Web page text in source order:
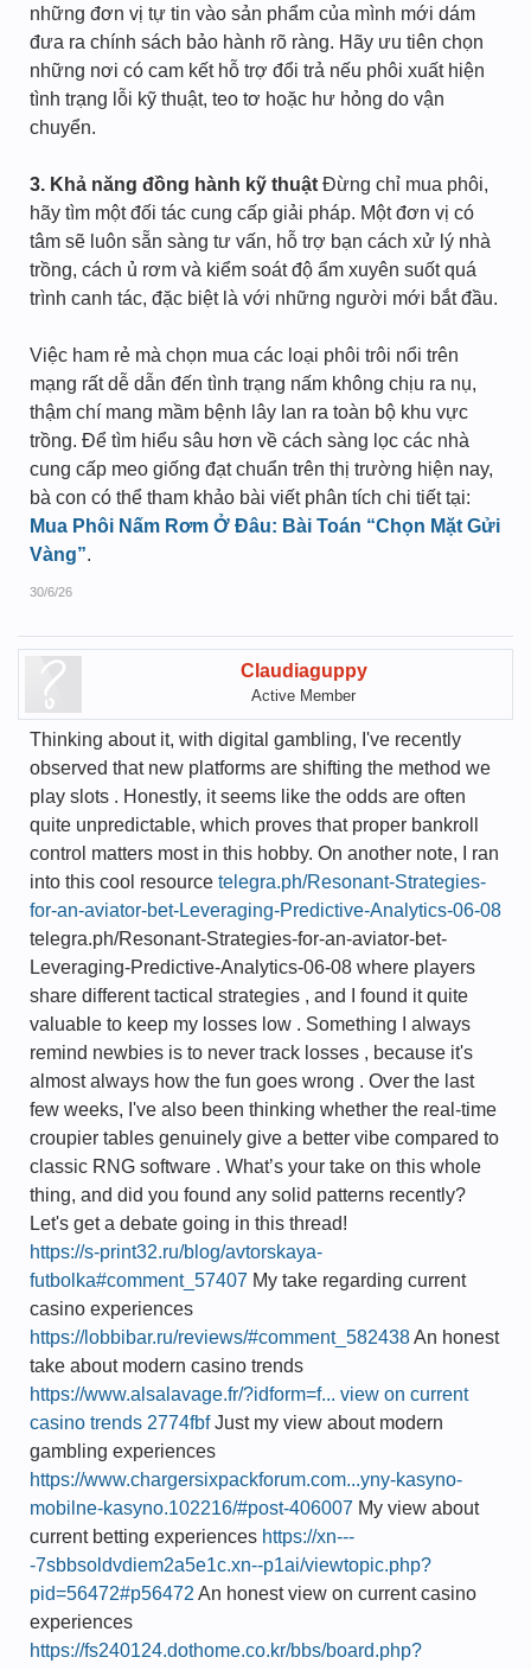
những đơn vị tự tin vào sản phẩm của mình mới dám
đưa ra chính sách bảo hành rõ ràng. Hãy ưu tiên chọn
những nơi có cam kết hỗ trợ đổi trả nếu phôi xuất hiện
tình trạng lỗi kỹ thuật, teo tơ hoặc hư hỏng do vận
chuyển.
3. Khả năng đồng hành kỹ thuật Đừng chỉ mua phôi,
hãy tìm một đối tác cung cấp giải pháp. Một đơn vị có
tâm sẽ luôn sẵn sàng tư vấn, hỗ trợ bạn cách xử lý nhà
trồng, cách ủ rơm và kiểm soát độ ẩm xuyên suốt quá
trình canh tác, đặc biệt là với những người mới bắt đầu.
Việc ham rẻ mà chọn mua các loại phôi trôi nổi trên
mạng rất dễ dẫn đến tình trạng nấm không chịu ra nụ,
thậm chí mang mầm bệnh lây lan ra toàn bộ khu vực
trồng. Để tìm hiểu sâu hơn về cách sàng lọc các nhà
cung cấp meo giống đạt chuẩn trên thị trường hiện nay,
bà con có thể tham khảo bài viết phân tích chi tiết tại:
Mua Phôi Nấm Rơm Ở Đâu: Bài Toán “Chọn Mặt Gửi
Vàng”.
30/6/26
Claudiaguppy
Active Member
Thinking about it, with digital gambling, I've recently
observed that new platforms are shifting the method we
play slots . Honestly, it seems like the odds are often
quite unpredictable, which proves that proper bankroll
control matters most in this hobby. On another note, I ran
into this cool resource telegra.ph/Resonant-Strategies-
for-an-aviator-bet-Leveraging-Predictive-Analytics-06-08
telegra.ph/Resonant-Strategies-for-an-aviator-bet-
Leveraging-Predictive-Analytics-06-08 where players
share different tactical strategies , and I found it quite
valuable to keep my losses low . Something I always
remind newbies is to never track losses , because it's
almost always how the fun goes wrong . Over the last
few weeks, I've also been thinking whether the real-time
croupier tables genuinely give a better vibe compared to
classic RNG software . What’s your take on this whole
thing, and did you found any solid patterns recently?
Let's get a debate going in this thread!
https://s-print32.ru/blog/avtorskaya-
futbolka#comment_57407 My take regarding current
casino experiences
https://lobbibar.ru/reviews/#comment_582438An honest
take about modern casino trends
https://www.alsalavage.fr/?idform=f... view on current
casino trends 2774fbfJust my view about modern
gambling experiences
https://www.chargersixpackforum.com...yny-kasyno-
mobilne-kasyno.102216/#post-406007 My view about
current betting experiences https://xn---
-7sbbsoldvdiem2a5e1c.xn--p1ai/viewtopic.php?
pid=56472#p56472 An honest view on current casino
experiences
https://fs240124.dothome.co.kr/bbs/board.php?